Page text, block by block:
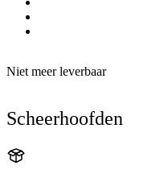
Niet meer leverbaar
Scheerhoofden